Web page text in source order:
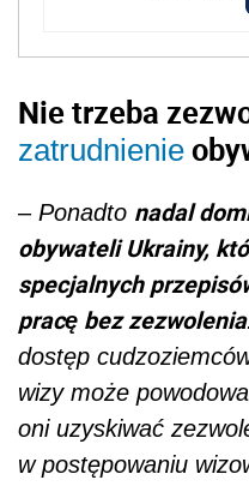
Nie trzeba
zatrudnienie
– Ponadto nadal
obywateli Ukrainy,
specjalnych
pracę bez zezwolenia
dostęp
wizy może
oni uzyskiwać
w postępowaniu